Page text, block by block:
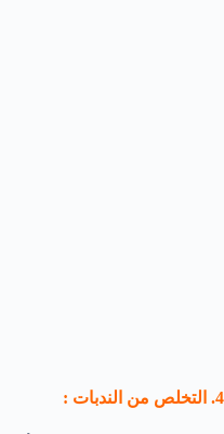
4. التخلص من الندبات :